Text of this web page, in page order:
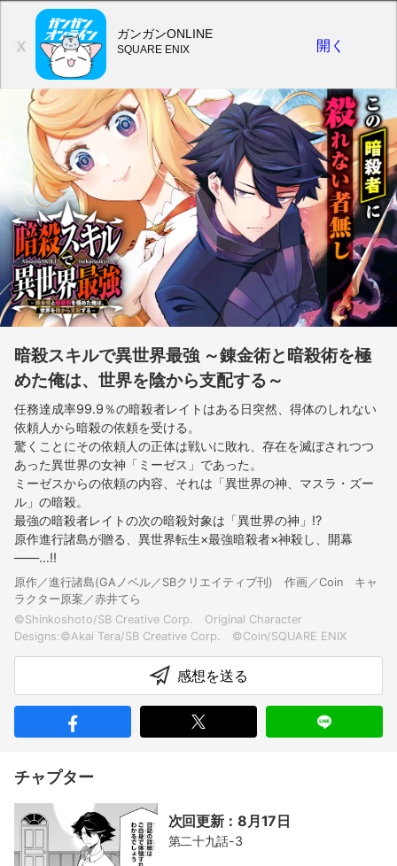
暗殺スキルで異世界最強 ～錬金術と暗殺術を極
めた俺は、世界を陰から支配する～
任務達成率99.9％の暗殺者レイトはある日突然、得体のしれない
依頼人から暗殺の依頼を受ける。
驚くことにその依頼人の正体は戦いに敗れ、存在を滅ぼされつつ
あった異世界の女神「ミーゼス」であった。
ミーゼスからの依頼の内容、それは「異世界の神、マスラ・ズー
ル」の暗殺。
最強の暗殺者レイトの次の暗殺対象は「異世界の神」!?
原作進行諸島が贈る、異世界転生×最強暗殺者×神殺し、開幕
――…!!
原作／進行諸島(GAノベル／SBクリエイティブ刊) 作画／Coin キャ
ラクター原案／赤井てら
©Shinkoshoto/SB Creative Corp. Original Character
感想を送る
チャプター
次回更新：8月17日
第二十九話-3
X
ガンガンONLINE
SQUARE ENIX 開く